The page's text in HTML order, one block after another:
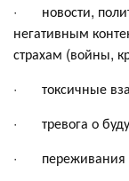
· новости,
негативным
страхам (войны,
· токсичные
· тревога о
· переживания